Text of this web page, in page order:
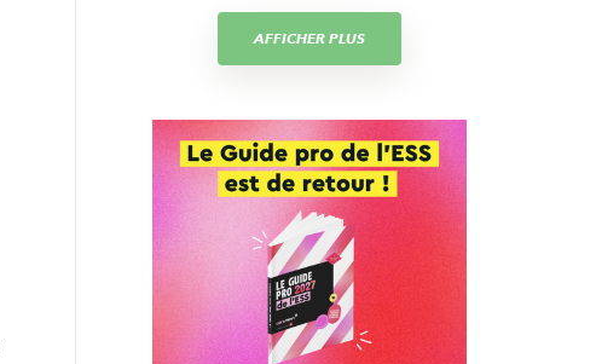
AFFICHER PLUS